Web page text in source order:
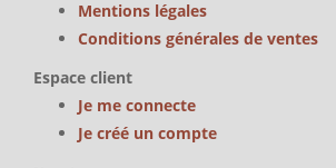
Mentions légales
Conditions générales de ventes
Espace client
Je me connecte
Je créé un compte